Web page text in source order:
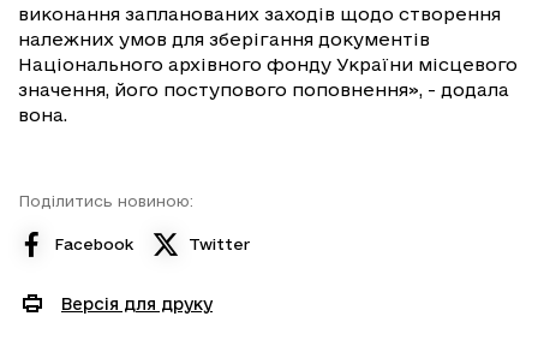
виконання запланованих заходів щодо створення
належних умов для зберігання документів
Національного архівного фонду України місцевого
значення, його поступового поповнення», - додала
вона.
Поділитись новиною:
Facebook Twitter
Версія для друку